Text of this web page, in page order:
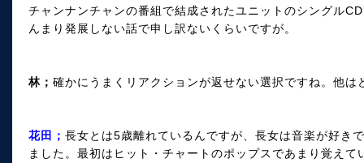
チャンナンチャンの番組で結成されたユニットのシングル
んまり発展しない話で申し訳ないくらいですが。
林； 確かにうまくリアクションが返せない選択ですね。他は
花田； 長女とは5歳離れているんですが、長女は音楽が好き
ました。最初はヒット・チャートのポップスであまり覚え